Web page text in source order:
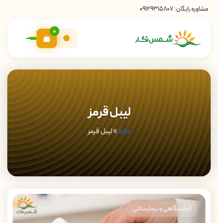
مشاوره رایگان:09129315807
0
لیبل قرمز
خانه»لیبل قرمز
آزمایشگاهی و بیمارستانی